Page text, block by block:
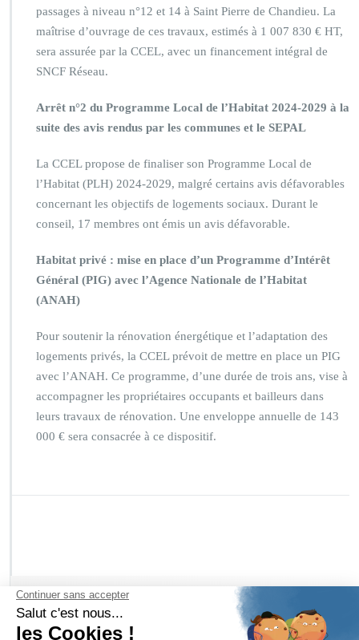
passages à niveau n°12 et 14 à Saint Pierre de Chandieu. La
maîtrise d’ouvrage de ces travaux, estimés à 1 007 830 € HT,
sera assurée par la CCEL, avec un financement intégral de
SNCF Réseau.
Arrêt n°2 du Programme Local de l’Habitat 2024-2029 à la
suite des avis rendus par les communes et le SEPAL
La CCEL propose de finaliser son Programme Local de
l’Habitat (PLH) 2024-2029, malgré certains avis défavorables
concernant les objectifs de logements sociaux. Durant le
conseil, 17 membres ont émis un avis défavorable.
Habitat privé : mise en place d’un Programme d’Intérêt
Général (PIG) avec l’Agence Nationale de l’Habitat
(ANAH)
Pour soutenir la rénovation énergétique et l’adaptation des
logements privés, la CCEL prévoit de mettre en place un PIG
avec l’ANAH. Ce programme, d’une durée de trois ans, vise à
accompagner les propriétaires occupants et bailleurs dans
leurs travaux de rénovation. Une enveloppe annuelle de 143
000 € sera consacrée à ce dispositif.